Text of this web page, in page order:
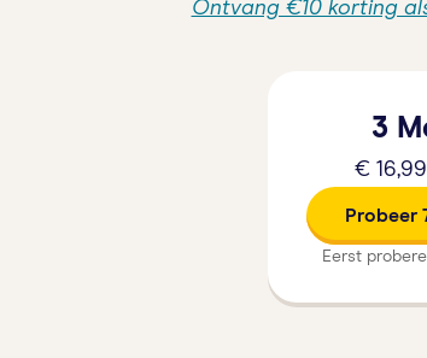
Ontvang €10 korting
3
€
Probeer
Eerst